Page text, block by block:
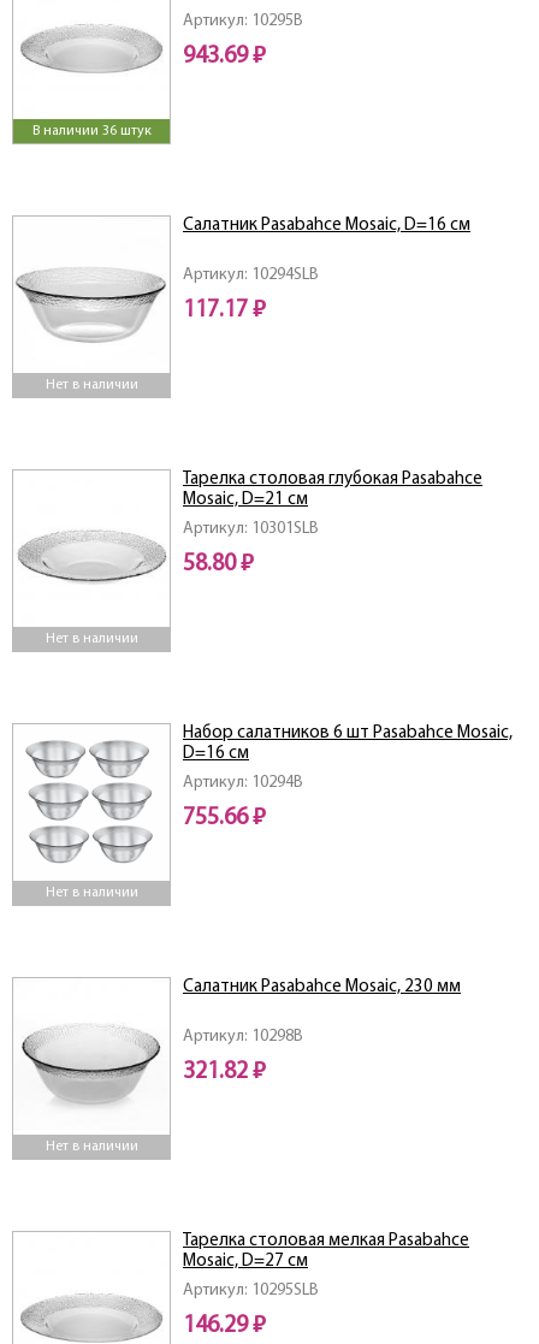
В наличии 36 штук
Артикул: 10295B
943.69 ₽
Нет в наличии
Артикул: 10294SLB
Салатник Pasabahce Mosaic, D=16 см
117.17 ₽
Нет в наличии
Артикул: 10301SLB
Тарелка столовая глубокая Pasabahce
Mosaic, D=21 см
58.80 ₽
Нет в наличии
Артикул: 10294B
Набор салатников 6 шт Pasabahce Mosaic,
D=16 см
755.66 ₽
Нет в наличии
Артикул: 10298B
Салатник Pasabahce Mosaic, 230 мм
321.82 ₽
Артикул: 10295SLB
Тарелка столовая мелкая Pasabahce
Mosaic, D=27 см
146.29 ₽